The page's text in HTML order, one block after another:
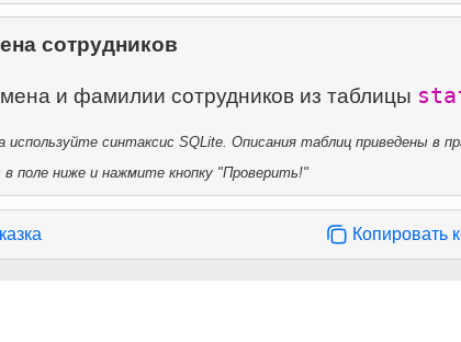
сотрудников
и фамилии сотрудников из таблицы
синтаксис SQLite. Описания таблиц приведены в
поле ниже и нажмите кнопку "Проверить!"
Копировать